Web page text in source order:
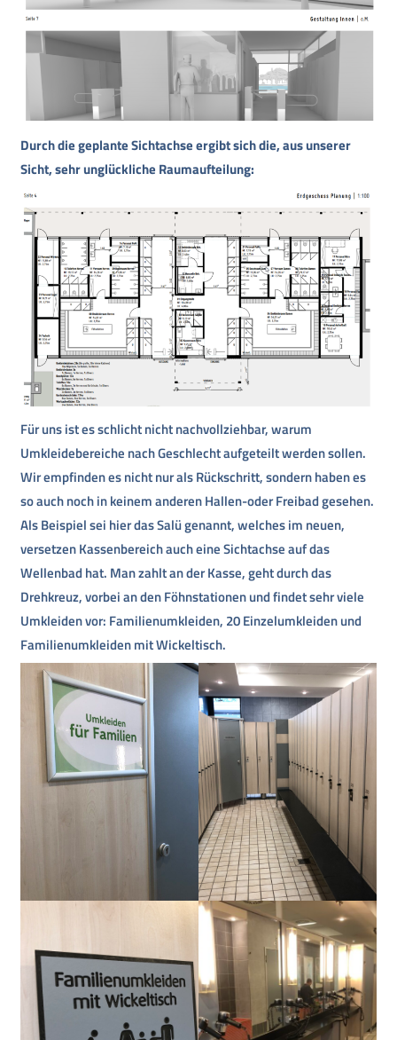
Durch die geplante Sichtachse ergibt sich die, aus unserer
Sicht, sehr unglückliche Raumaufteilung:
Für uns ist es schlicht nicht nachvollziehbar, warum
Umkleidebereiche nach Geschlecht aufgeteilt werden sollen.
Wir empfinden es nicht nur als Rückschritt, sondern haben es
so auch noch in keinem anderen Hallen-oder Freibad gesehen.
Als Beispiel sei hier das Salü genannt, welches im neuen,
versetzen Kassenbereich auch eine Sichtachse auf das
Wellenbad hat. Man zahlt an der Kasse, geht durch das
Drehkreuz, vorbei an den Föhnstationen und findet sehr viele
Umkleiden vor: Familienumkleiden, 20 Einzelumkleiden und
Familienumkleiden mit Wickeltisch.